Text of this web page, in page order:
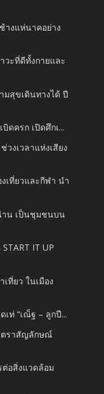
างแห่นาคอย่าง
วะที่ดีทั้งกายและ
มสุขเดินทางได้ ปี
ดครก เปิดศึกเ...
วงเวลาแห่งเสียง
เที่ยวและกีฬา นำ
าน เป็นชุมชนบน
IT UP
ที่ยว ในเมือง
ท่ “เณ็ฐ – ลูกปื...
ตราสัญลักษณ์
ต่อสิ่งแวดล้อม